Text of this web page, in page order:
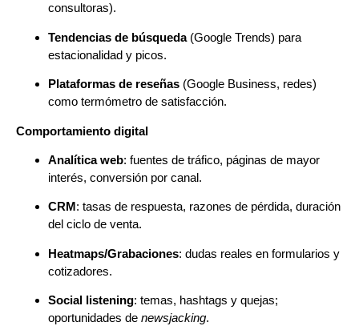
consultoras).
Tendencias de búsqueda(Google Trends) para
estacionalidad y picos.
Plataformas de reseñas (Google Business, redes)
como termómetro de satisfacción.
Comportamiento digital
Analítica web: fuentes de tráfico, páginas de mayor
interés, conversión por canal.
CRM: tasas de respuesta, razones de pérdida, duración
del ciclo de venta.
Heatmaps/Grabaciones: dudas reales en formularios y
cotizadores.
Social listening: temas, hashtags y quejas;
oportunidades de newsjacking.